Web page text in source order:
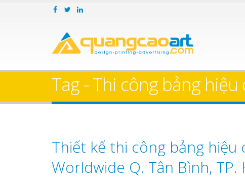
Tag - Thi công bảng
Thiết kế thi công bảng hiệu
Worldwide Q. Tân Bình, TP.